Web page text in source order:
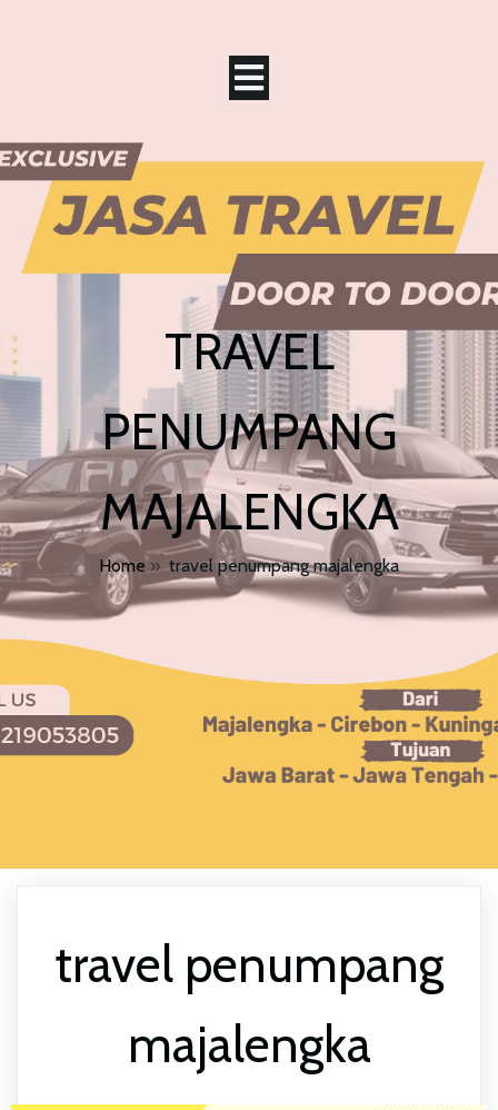
TRAVEL
PENUMPANG
MAJALENGKA
Home» travel penumpang majalengka
travel penumpang
majalengka